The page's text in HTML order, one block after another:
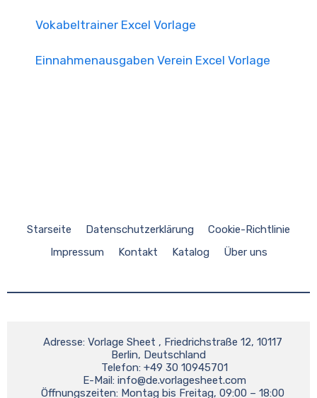
Vokabeltrainer Excel Vorlage
Einnahmenausgaben Verein Excel Vorlage
Starseite Datenschutzerklärung
Cookie-Richtlinie
Impressum
Kontakt Katalog Über uns
Berlin, Deutschland
    E-Mail:
info@de.vorlagesheet.com